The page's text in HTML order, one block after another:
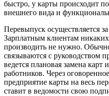
быстро, у карты происходит
внешнего вида и
Перевыпуск осуществляется
Зарплатным клиентам
производить не нужно.
связываются с руководством
ведется плановая замена
работников. Через
предприятие карты на весь
ставит в ведомости свою